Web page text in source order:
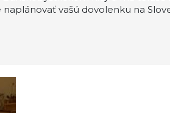
vašú dovolenku na